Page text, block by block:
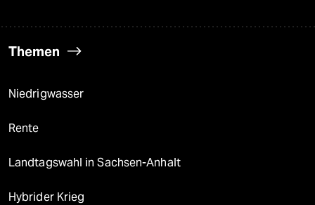
Themen
Niedrigwasser
Rente
Landtagswahl in Sachsen-Anhalt
Hybrider Krieg